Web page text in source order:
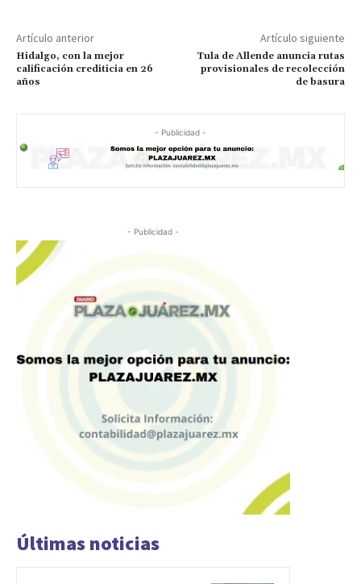
Artículo anterior
Hidalgo, con la mejor
calificación crediticia en 26
años
Artículo siguiente
Tula de Allende anuncia rutas
provisionales de recolección
de basura
- Publicidad -
- Publicidad -
Últimas noticias